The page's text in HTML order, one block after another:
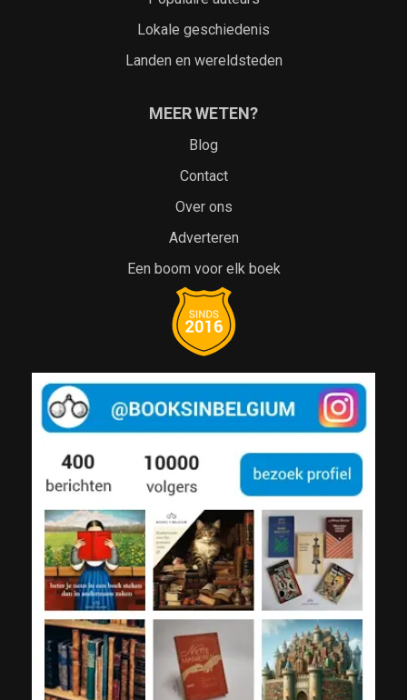
Lokale geschiedenis
Landen en wereldsteden
MEER WETEN?
Blog
Contact
Over ons
Adverteren
Een boom voor elk boek